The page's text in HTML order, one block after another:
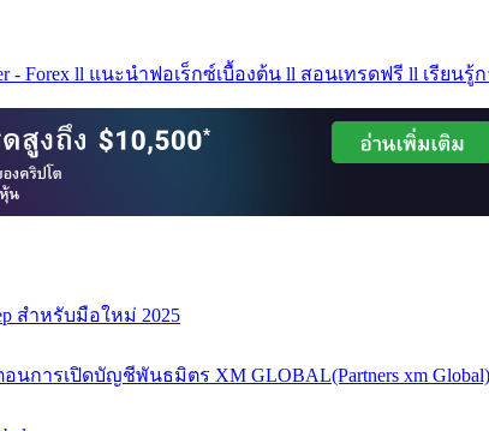
- Forex ll แนะนำฟอเร็กซ์เบื้องต้น ll สอนเทรดฟรี ll เรียน
สำหรับมือใหม่ 2025
นการเปิดบัญชีพันธมิตร XM GLOBAL(Partners xm